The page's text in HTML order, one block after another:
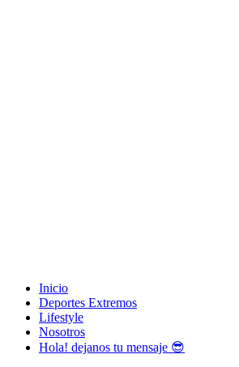
Inicio
Deportes Extremos
Lifestyle
Nosotros
Hola! dejanos tu mensaje 😎